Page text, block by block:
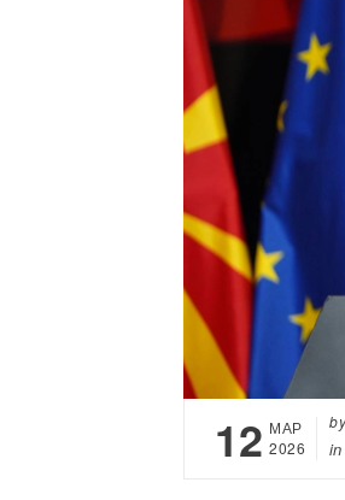
12 МАР
2026
in